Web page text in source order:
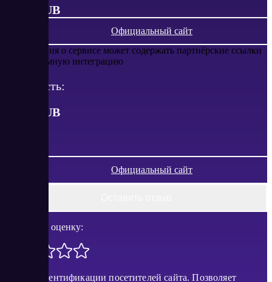
от 15 RUB
Официальный сайт
Информация о сервисе может содержать партнёрские ссылки
или рекламную интеграцию
Стоимость:
RUB
Официальный сайт
Поставить оценку:
Сервис идентификации посетителей сайта. Позволяет